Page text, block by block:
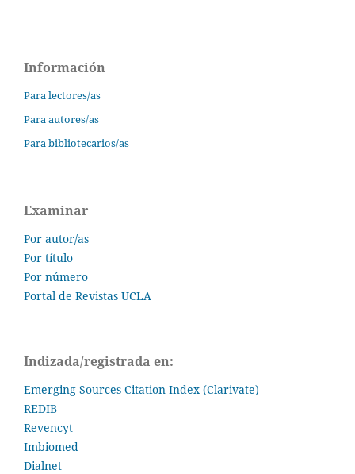
Información
Para lectores/as
Para autores/as
Para bibliotecarios/as
Examinar
Por autor/as
Por título
Por número
Portal de Revistas UCLA
Indizada/registrada en:
Emerging Sources Citation Index (Clarivate)
REDIB
Revencyt
Imbiomed
Dialnet